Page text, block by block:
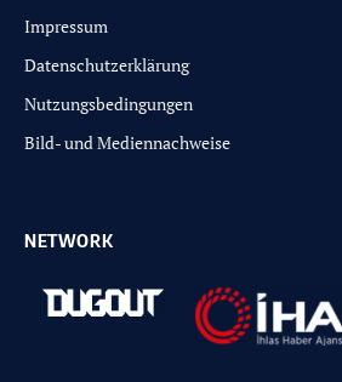
Impressum
Datenschutzerklärung
Nutzungsbedingungen
Bild- und Mediennachweise
NETWORK